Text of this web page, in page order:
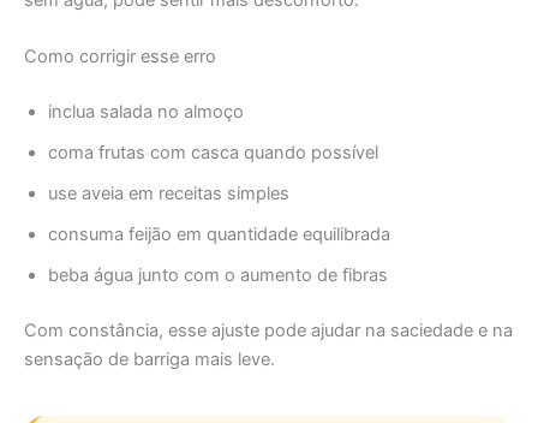
Como corrigir esse erro
inclua salada no almoço
coma frutas com casca quando possível
use aveia em receitas simples
consuma feijão em quantidade equilibrada
beba água junto com o aumento de fibras
Com constância, esse ajuste pode ajudar na saciedade e na
sensação de barriga mais leve.